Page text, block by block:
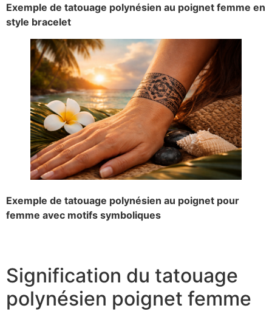
Exemple de tatouage polynésien au poignet femme en
style bracelet
Exemple de tatouage polynésien au poignet pour
femme avec motifs symboliques
Signification du tatouage
polynésien poignet femme